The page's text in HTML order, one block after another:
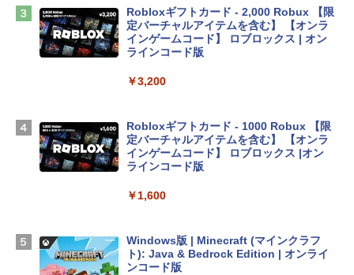
￥2,952
Apple 2026 MacBook Air M5チップ搭載
igence、13.6インチLiquid Retinaディ
ームカメラ、日本語キーボード、Touch I
D - ミッドナイト
￥298,901
SSD インテル Core 5
￥129,800
Robloxギフトカード - 2,000 Robux 【限
定バーチャルアイテムを含む】 【オンラ
インゲームコード】 ロブロックス | オン
ラインコード版
￥3,200
Robloxギフトカード - 1000 Robux 【限
定バーチャルアイテムを含む】 【オンラ
インゲームコード】 ロブロックス |オン
ラインコード版
￥1,600
Windows版 | Minecraft (マインクラフ
ト): Java & Bedrock Edition | オンライ
ンコード版